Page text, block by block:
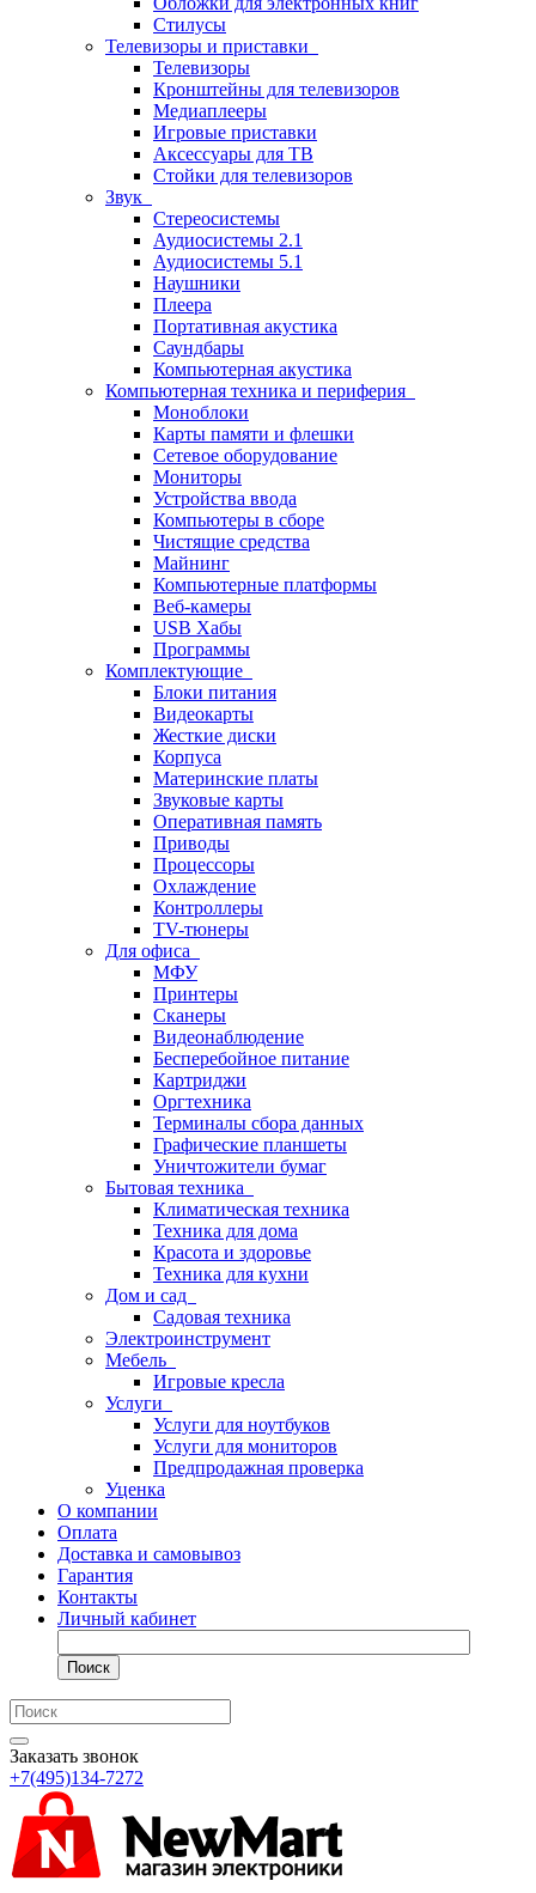
Стилусы
Телевизоры и приставки
Телевизоры
Кронштейны для телевизоров
Медиаплееры
Игровые приставки
Аксессуары для ТВ
Стойки для телевизоров
Звук
Стереосистемы
Аудиосистемы 2.1
Аудиосистемы 5.1
Наушники
Плеера
Портативная акустика
Саундбары
Компьютерная акустика
Компьютерная техника и периферия
Моноблоки
Карты памяти и флешки
Сетевое оборудование
Мониторы
Устройства ввода
Компьютеры в сборе
Чистящие средства
Майнинг
Компьютерные платформы
Веб-камеры
USB Хабы
Программы
Комплектующие
Блоки питания
Видеокарты
Жесткие диски
Корпуса
Материнские платы
Звуковые карты
Оперативная память
Приводы
Процессоры
Охлаждение
Контроллеры
TV-тюнеры
Для офиса
МФУ
Принтеры
Сканеры
Видеонаблюдение
Бесперебойное питание
Картриджи
Оргтехника
Терминалы сбора данных
Графические планшеты
Уничтожители бумаг
Бытовая техника
Климатическая техника
Техника для дома
Красота и здоровье
Техника для кухни
Дом и сад
Садовая техника
Электроинструмент
Мебель
Игровые кресла
Услуги
Услуги для ноутбуков
Услуги для мониторов
Предпродажная проверка
Уценка
О компании
Оплата
Доставка и самовывоз
Гарантия
Контакты
Личный кабинет
Поиск
Заказать звонок
+7(495)134-7272